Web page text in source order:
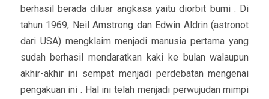
berhasil berada diluar angkasa yaitu diorbit bumi . Di
tahun 1969, Neil Amstrong dan Edwin Aldrin (astronot
dari USA) mengklaim menjadi manusia pertama yang
sudah berhasil mendaratkan kaki ke bulan walaupun
akhir-akhir ini sempat menjadi perdebatan mengenai
pengakuan ini . Hal ini telah menjadi perwujudan mimpi